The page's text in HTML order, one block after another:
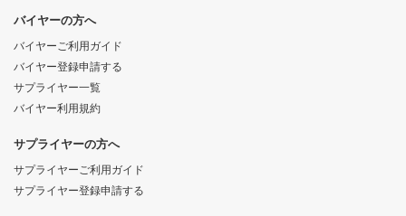
バイヤーの方へ
バイヤーご利用ガイド
バイヤー登録申請する
サプライヤー一覧
バイヤー利用規約
サプライヤーの方へ
サプライヤーご利用ガイド
サプライヤー登録申請する